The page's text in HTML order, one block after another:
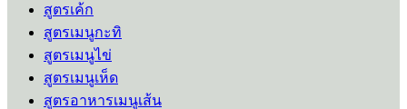
สูตรเค้ก
สูตรเมนูกะทิ
สูตรเมนูไข่
สูตรเมนูเห็ด
สูตรอาหารเมนูเส้น